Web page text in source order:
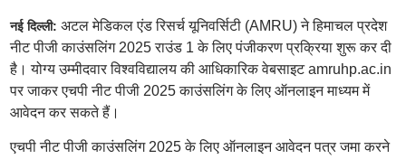
नई दिल्ली: अटल मेडिकल एंड रिसर्च यूनिवर्सिटी (AMRU) ने हिमाचल प्रदेश
नीट पीजी काउंसलिंग 2025 राउंड 1 के लिए पंजीकरण प्रक्रिया शुरू कर दी
है। योग्य उम्मीदवार विश्वविद्यालय की आधिकारिक वेबसाइट amruhp.ac.in
पर जाकर एचपी नीट पीजी 2025 काउंसलिंग के लिए ऑनलाइन माध्यम में
आवेदन कर सकते हैं।
एचपी नीट पीजी काउंसलिंग 2025 के लिए ऑनलाइन आवेदन पत्र जमा करने